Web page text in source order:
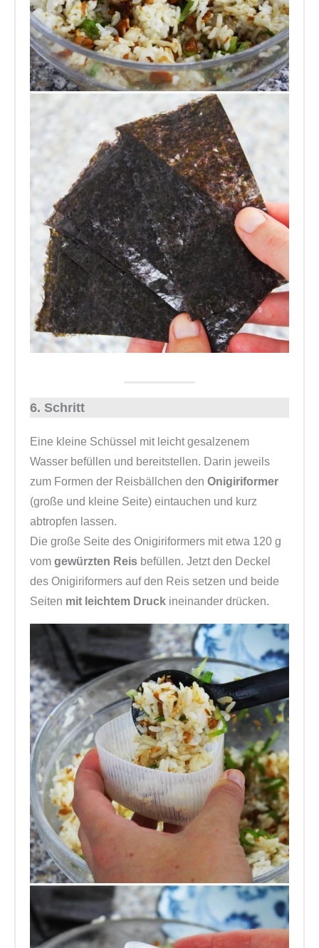
6. Schritt
Eine kleine Schüssel mit leicht gesalzenem
Wasser befüllen und bereitstellen. Darin jeweils
zum Formen der Reisbällchen den Onigiriformer
(große und kleine Seite) eintauchen und kurz
abtropfen lassen.
Die große Seite des Onigiriformers mit etwa 120 g
vom gewürzten Reis befüllen. Jetzt den Deckel
des Onigiriformers auf den Reis setzen und beide
Seiten mit leichtem Druck ineinander drücken.